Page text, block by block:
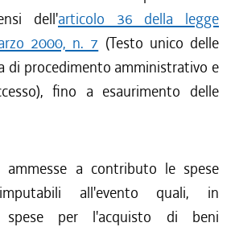
dell'articolo 36 della legge
2000, n. 7 (Testo unico delle
di procedimento amministrativo e
fino a esaurimento delle
ammesse a contributo le spese
all'evento quali, in
spese per l'acquisto di beni